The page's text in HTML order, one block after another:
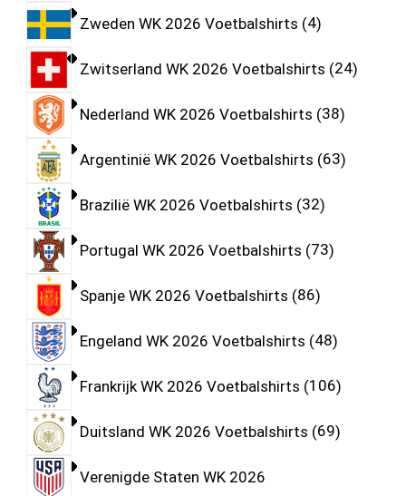
Zweden WK 2026 Voetbalshirts 4
Zwitserland WK 2026 Voetbalshirts 24
Nederland WK 2026 Voetbalshirts 38
Argentinië WK 2026 Voetbalshirts 63
Brazilië WK 2026 Voetbalshirts 32
Portugal WK 2026 Voetbalshirts 73
Spanje WK 2026 Voetbalshirts 86
Engeland WK 2026 Voetbalshirts 48
Frankrijk WK 2026 Voetbalshirts 106
Duitsland WK 2026 Voetbalshirts 69
Verenigde Staten WK 2026